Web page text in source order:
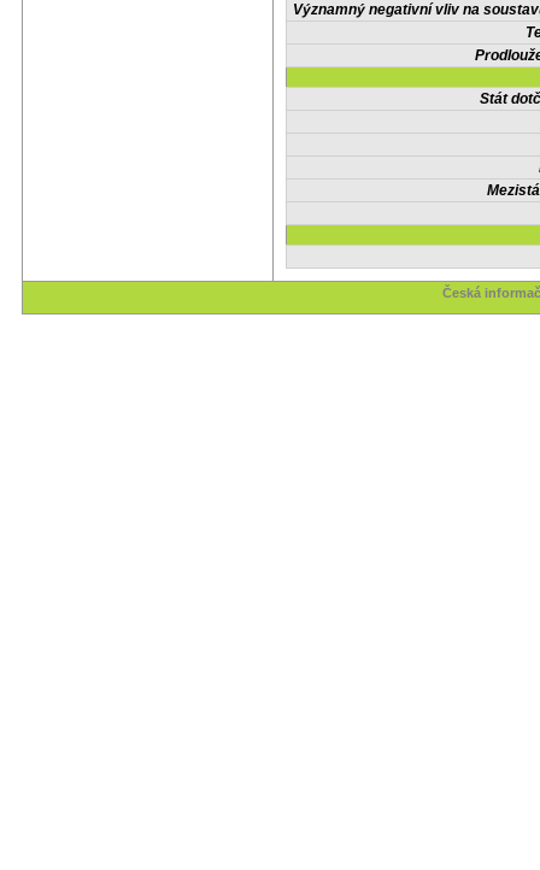
Významný negativní vliv na
Stát
Česká